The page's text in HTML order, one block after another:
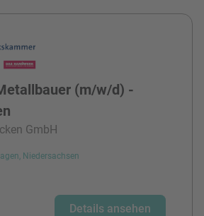
(m/w/d) -
GmbH
Niedersachsen
Details ansehen